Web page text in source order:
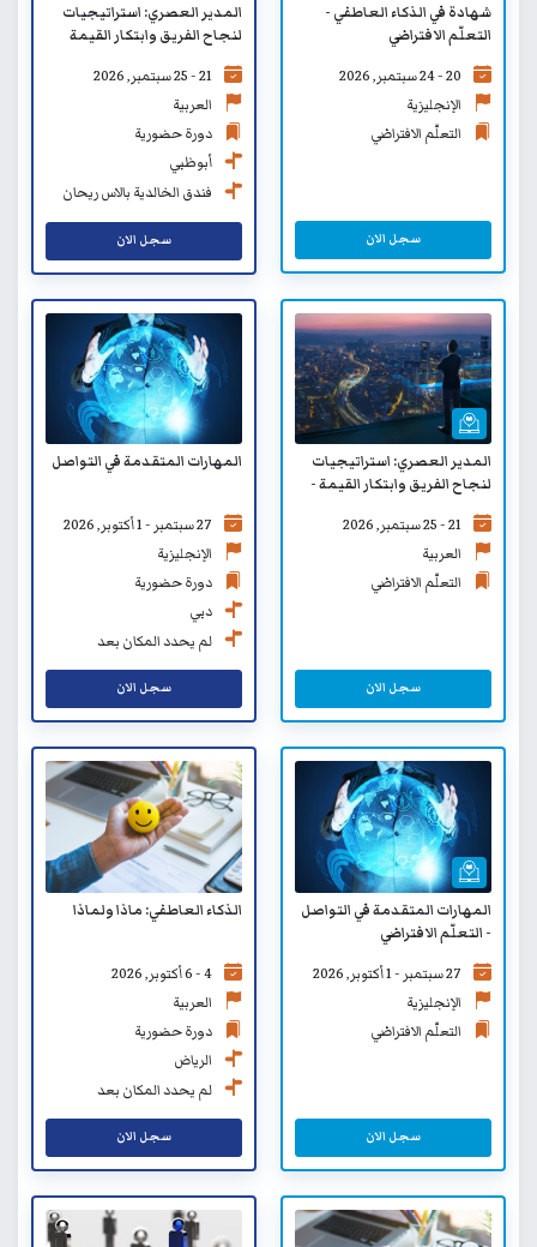
شهادة في الذكاء العاطفي -
التعلّم الافتراضي
20 - 24 سبتمبر, 2026
الإنجليزية
التعلّم الافتراضي
سجل الان
المدير العصري: استراتيجيات
لنجاح الفريق وابتكار القيمة
21 - 25 سبتمبر, 2026
العربية
دورة حضورية
أبوظبي
فندق الخالدية بالاس ريحان
سجل الان
المدير العصري: استراتيجيات
لنجاح الفريق وابتكار القيمة -
21 - 25 سبتمبر, 2026
العربية
التعلّم الافتراضي
سجل الان
المهارات المتقدمة في التواصل
27 سبتمبر - 1 أكتوبر, 2026
الإنجليزية
دورة حضورية
دبي
لم يحدد المكان بعد
سجل الان
المهارات المتقدمة في التواصل
- التعلّم الافتراضي
27 سبتمبر - 1 أكتوبر, 2026
الإنجليزية
التعلّم الافتراضي
سجل الان
الذكاء العاطفي: ماذا ولماذا
4 - 6 أكتوبر, 2026
العربية
دورة حضورية
الرياض
لم يحدد المكان بعد
سجل الان